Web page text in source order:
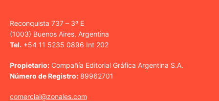
Reconquista 737 – 3º E
(1003) Buenos Aires, Argentina
Tel. +54 11 5235 0896 Int 202
Propietario: Compañía Editorial Gráfica Argentina S.A.
Número de Registro: 89962701
comercial@zonales.com